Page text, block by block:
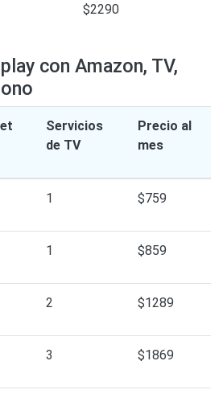
$2290
con Amazon, TV,
Servicios
de TV
Precio al
mes
1 $759
1 $859
2 $1289
3 $1869